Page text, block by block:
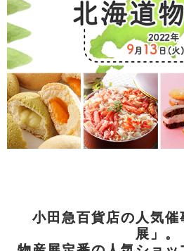
小田急百貨店の人気催
展」。